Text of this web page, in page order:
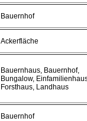
Bauernhof
Ackerfläche
Bauernhaus, Bauernhof,
Bungalow,
Forsthaus, Landhaus
Bauernhof